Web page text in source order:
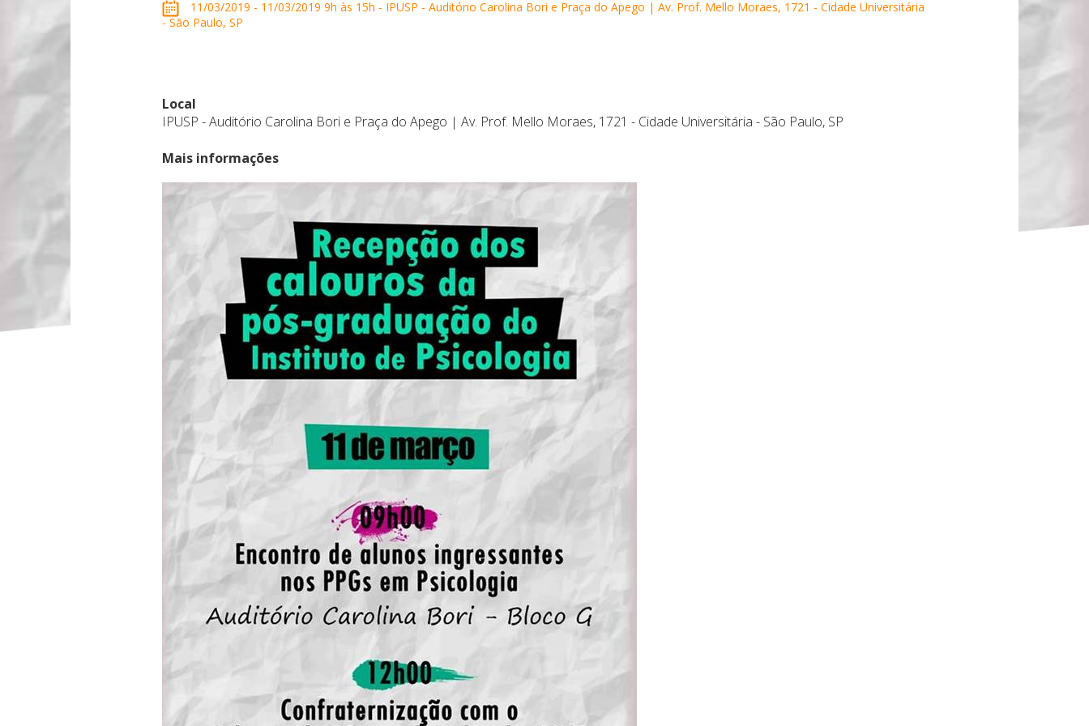
11/03/2019 - 11/03/2019 9h às 15h - IPUSP - Auditório Carolina Bori e Praça do Apego | Av. Prof. Mello Moraes, 1721 - Cidade Universitária
- São Paulo, SP
Local
IPUSP - Auditório Carolina Bori e Praça do Apego | Av. Prof. Mello Moraes, 1721 - Cidade Universitária - São Paulo, SP
Mais informações